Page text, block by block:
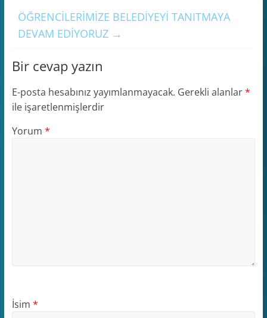
ÖĞRENCİLERİMİZE BELEDİYEYİ TANITMAYA
DEVAM EDİYORUZ →
Bir cevap yazın
E-posta hesabınız yayımlanmayacak. Gerekli alanlar*
ile işaretlenmişlerdir
Yorum *
İsim *